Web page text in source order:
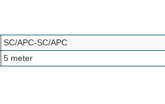
SC/APC-SC/APC
5 meter